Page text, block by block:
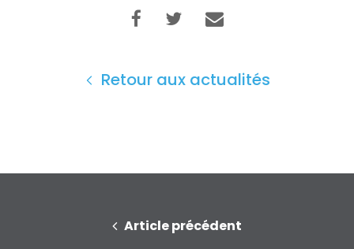
Retour aux actualités
Article précédent